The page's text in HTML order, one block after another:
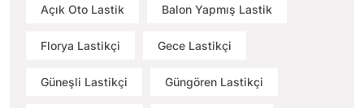
Açık Oto Lastik Balon Yapmış Lastik
Florya Lastikçi Gece Lastikçi
Güneşli Lastikçi Güngören Lastikçi